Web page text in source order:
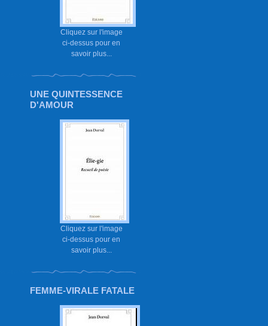
Cliquez sur l'image
ci-dessus pour en
savoir plus...
UNE QUINTESSENCE
D'AMOUR
Cliquez sur l'image
ci-dessus pour en
savoir plus...
FEMME-VIRALE FATALE